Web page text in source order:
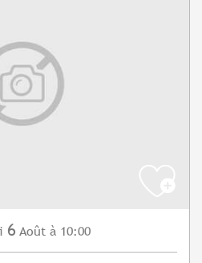
6 Août à 10:00